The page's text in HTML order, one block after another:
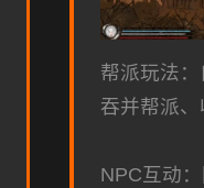
帮派玩法：
吞并帮派
NPC互动